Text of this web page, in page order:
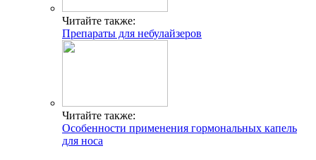
Читайте также:
Препараты для небулайзеров
Читайте также:
Особенности применения гормональных капель
для носа